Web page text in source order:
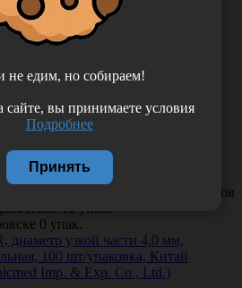
Посмотреть все
22 мм с пластмассовой
Россия (Полимерные изделия)
0 отзывов
12 упак.
0 упак.
диаметр узкой части 4,0 мм,
100 шт/упаковка, Китай
Imp. & Exp. Co., Ltd.)
не едим, но собираем!
сайте, вы принимаете условия
Подробнее
Принять